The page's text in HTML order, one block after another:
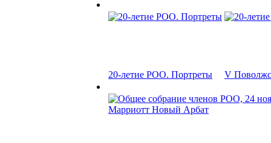
20-летие РОО. Портреты V